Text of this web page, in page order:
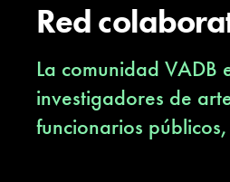
Red
La comunidad
investigadores de
funcionarios